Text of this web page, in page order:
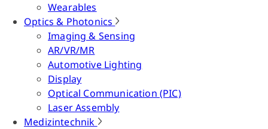
Wearables
Optics & Photonics
Imaging & Sensing
AR/VR/MR
Automotive Lighting
Display
Optical Communication (PIC)
Laser Assembly
Medizintechnik